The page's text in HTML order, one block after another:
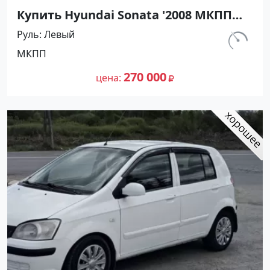
Купить Hyundai Sonata '2008 МКПП
(2000/137 л.с.) Бензин инжектор
Кореновск цвет Серый Седан по
цене 270000 рублей, объявление
№27362 на сайте Авторынок23
км.
Руль Левый
МКПП
цена 270 000